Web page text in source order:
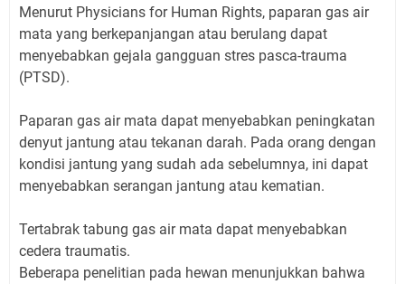
Menurut Physicians for Human Rights, paparan gas air
mata yang berkepanjangan atau berulang dapat
menyebabkan gejala gangguan stres pasca-trauma
(PTSD).
Paparan gas air mata dapat menyebabkan peningkatan
denyut jantung atau tekanan darah. Pada orang dengan
kondisi jantung yang sudah ada sebelumnya, ini dapat
menyebabkan serangan jantung atau kematian.
Tertabrak tabung gas air mata dapat menyebabkan
cedera traumatis.
Beberapa penelitian pada hewan menunjukkan bahwa